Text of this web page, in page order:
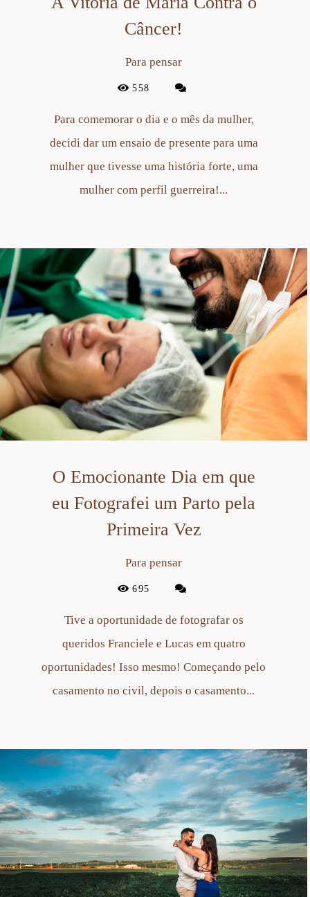
Câncer!
Para pensar
558
Para comemorar o dia e o mês da mulher,
decidi dar um ensaio de presente para uma
mulher que tivesse uma história forte, uma
mulher com perfil guerreira!...
O Emocionante Dia em que
eu Fotografei um Parto pela
Primeira Vez
Para pensar
695
Tive a oportunidade de fotografar os
queridos Franciele e Lucas em quatro
oportunidades! Isso mesmo! Começando pelo
casamento no civil, depois o casamento...